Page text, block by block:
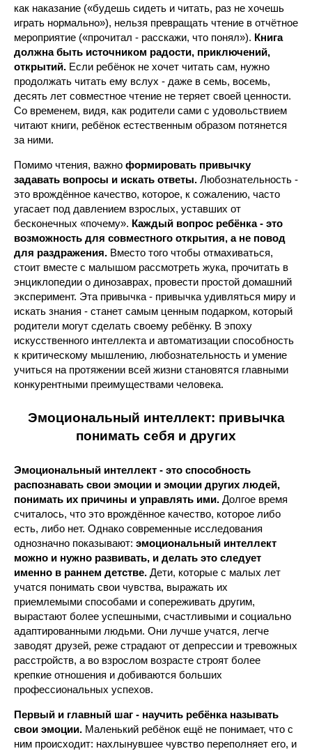
как наказание («будешь сидеть и читать, раз не хочешь
играть нормально»), нельзя превращать чтение в отчётное
мероприятие («прочитал - расскажи, что понял»). Книга
должна быть источником радости, приключений,
открытий. Если ребёнок не хочет читать сам, нужно
продолжать читать ему вслух - даже в семь, восемь,
десять лет совместное чтение не теряет своей ценности.
Со временем, видя, как родители сами с удовольствием
читают книги, ребёнок естественным образом потянется
за ними.
Помимо чтения, важно формировать привычку
задавать вопросы и искать ответы. Любознательность -
это врождённое качество, которое, к сожалению, часто
угасает под давлением взрослых, уставших от
бесконечных «почему». Каждый вопрос ребёнка - это
возможность для совместного открытия, а не повод
для раздражения. Вместо того чтобы отмахиваться,
стоит вместе с малышом рассмотреть жука, прочитать в
энциклопедии о динозаврах, провести простой домашний
эксперимент. Эта привычка - привычка удивляться миру и
искать знания - станет самым ценным подарком, который
родители могут сделать своему ребёнку. В эпоху
искусственного интеллекта и автоматизации способность
к критическому мышлению, любознательность и умение
учиться на протяжении всей жизни становятся главными
конкурентными преимуществами человека.
Эмоциональный интеллект: привычка
понимать себя и других
Эмоциональный интеллект - это способность
распознавать свои эмоции и эмоции других людей,
понимать их причины и управлять ими. Долгое время
считалось, что это врождённое качество, которое либо
есть, либо нет. Однако современные исследования
однозначно показывают: эмоциональный интеллект
можно и нужно развивать, и делать это следует
именно в раннем детстве. Дети, которые с малых лет
учатся понимать свои чувства, выражать их
приемлемыми способами и сопереживать другим,
вырастают более успешными, счастливыми и социально
адаптированными людьми. Они лучше учатся, легче
заводят друзей, реже страдают от депрессии и тревожных
расстройств, а во взрослом возрасте строят более
крепкие отношения и добиваются больших
профессиональных успехов.
Первый и главный шаг - научить ребёнка называть
свои эмоции. Маленький ребёнок ещё не понимает, что с
ним происходит: нахлынувшее чувство переполняет его, и